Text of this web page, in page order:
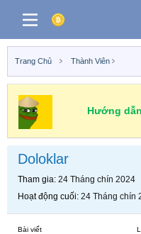
Trang Chủ Thành Viên
Hướng
Doloklar
Tham gia 24 Tháng chín 2024
Hoạt động cuối 24 Tháng chín
Bài viết